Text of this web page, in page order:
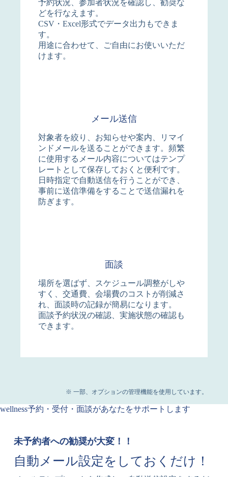
予約状況、参加者状況を確認し、勧奨な
どを行なえます。
CSV・Excel形式でデータ出力もできま
す。
用途に合わせて、ご自由にお使いいただ
けます。
メール送信
対象者を絞り、お知らせや案内、リマイ
ンドメールを送ることができます。頻繁
に使用するメール内容についてはテンプ
レートとして保存しておくと便利です。
日時指定で自動送信を行うことができ、
事前に送信準備をすることで送信漏れを
防ぎます。
面談
場所を選ばず、スケジュール調整がしや
すく、交通費、会場費のコストが削減さ
れ、面談時の記録が簡易になります。
面談予約状況の確認、実施状態の確認も
できます。
※ 一部、オプションの管理機能を使用しています。
wellness予約・受付・面談があなたをサポートします
未予約者への勧奨が大変！！
自動メール設定をしておくだけ！